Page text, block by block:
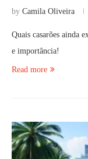
by Camila Oliveira
Quais casarões ainda
e importância!
Read more